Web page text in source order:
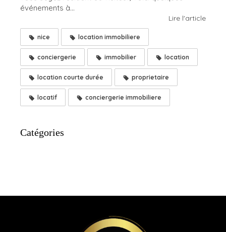
événements à...
Lire l'article
nice location immobiliere
conciergerie immobilier location
location courte durée proprietaire
locatif conciergerie immobiliere
Catégories